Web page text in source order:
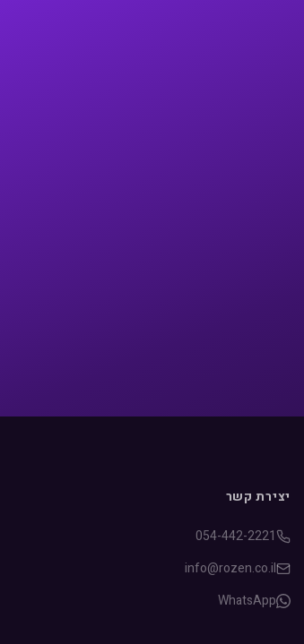
יצירת קשר
054-442-2221
info@rozen.co.il
WhatsApp